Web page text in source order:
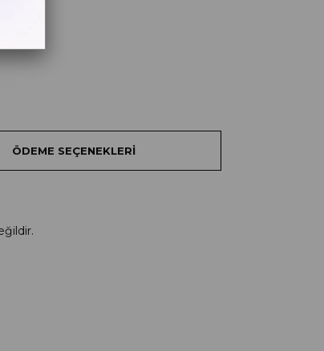
ÖDEME SEÇENEKLERI